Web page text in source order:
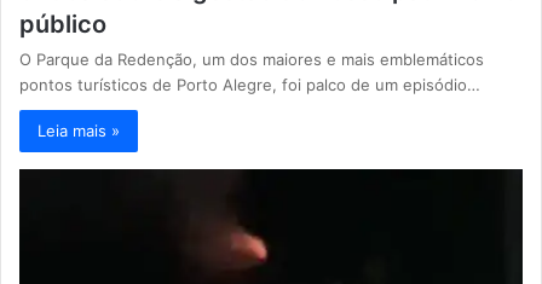
público
O Parque da Redenção, um dos maiores e mais emblemáticos
pontos turísticos de Porto Alegre, foi palco de um episódio…
Leia mais »